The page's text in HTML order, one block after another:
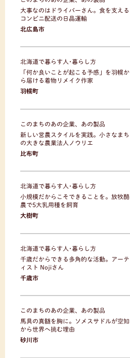
大事なのはドライバーさん。食を支える
コンビニ配送の日晶運輸
北広島市
北海道で暮らす人･暮らし方
「何か良いことが起こる予感」を羽幌か
ら届ける着物リメイク作家
羽幌町
このまちのあの企業、あの製品
新しい営農スタイルを実践。小さなまち
の大きな農業法人ノウリエ
比布町
北海道で暮らす人･暮らし方
小規模だからこそできることを。放牧酪
農で5大乳用種を飼育
大樹町
北海道で暮らす人･暮らし方
千歳だからできる多角的な活動。アーテ
ィスト Nojiさん
千歳市
このまちのあの企業、あの製品
馬具の真髄を胸に。ソメスサドルが空知
から世界へ挑む理由
砂川市